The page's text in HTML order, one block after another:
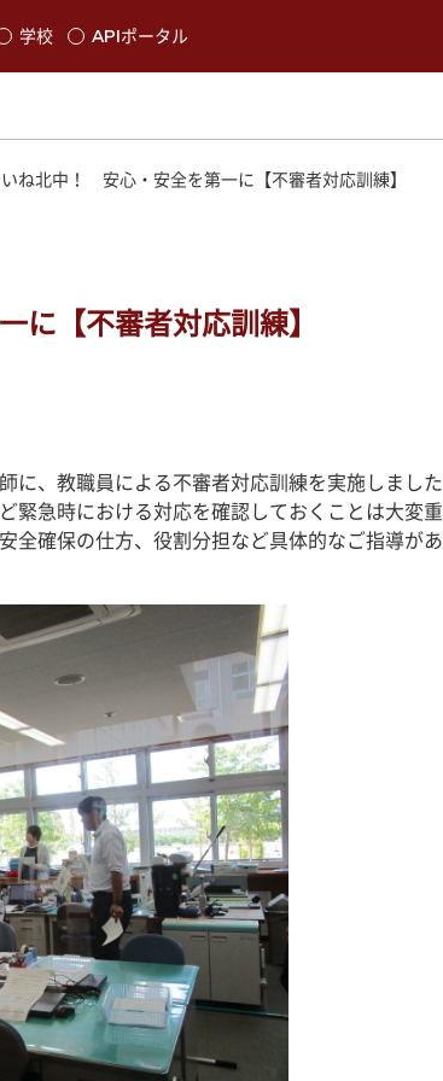
学校 APIポータル
ね北中！ 安心・安全を第一に【不審者対応訓練】
【不審者対応訓練】
、教職員による不審者対応訓練を実施しました
急時における対応を確認しておくことは大変重
全確保の仕方、役割分担など具体的なご指導が